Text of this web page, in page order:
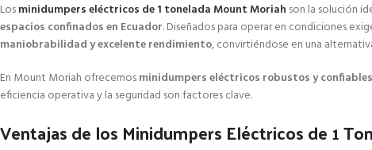
Losminidumpers eléctricos de 1 tonelada Mount Moriah son la solución
espacios confinados en Ecuador. Diseñados para operar en condiciones
maniobrabilidad y excelente rendimiento, convirtiéndose en una
En Mount Moriah ofrecemosminidumpers eléctricos robustos y confiables
eficiencia operativa y la seguridad son factores clave.
Ventajas de los Minidumpers Eléctricos de 1